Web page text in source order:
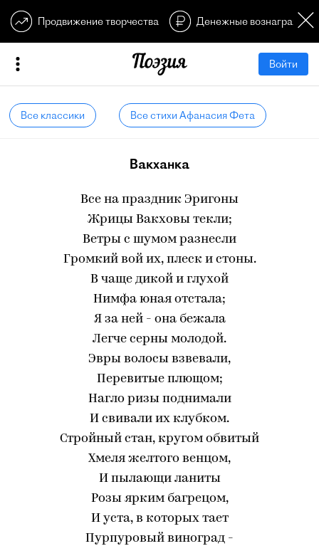
Продвижение творчества Денежные
Войти
Все классики Все стихи Афанасия Фета
Вакханка
Все на праздник Эригоны
Жрицы Вакховы текли;
Ветры с шумом разнесли
Громкий вой их, плеск и стоны.
В чаще дикой и глухой
Нимфа юная отстала;
Я за ней - она бежала
Легче серны молодой.
Эвры волосы взвевали,
Перевитые плющом;
Нагло ризы поднимали
И свивали их клубком.
Стройный стан, кругом обвитый
Хмеля желтого венцом,
И пылающи ланиты
Розы ярким багрецом,
И уста, в которых тает
Пурпуровый виноград -